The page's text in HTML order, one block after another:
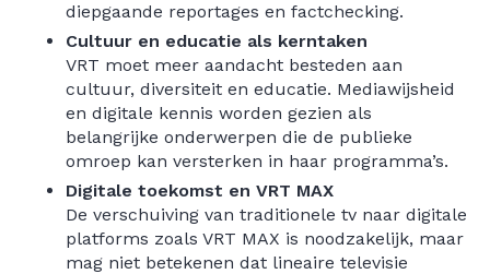
diepgaande reportages en factchecking.
Cultuur en educatie als kerntaken
VRT moet meer aandacht besteden aan
cultuur, diversiteit en educatie. Mediawijsheid
en digitale kennis worden gezien als
belangrijke onderwerpen die de publieke
omroep kan versterken in haar programma’s.
Digitale toekomst en VRT MAX
De verschuiving van traditionele tv naar digitale
platforms zoals VRT MAX is noodzakelijk, maar
mag niet betekenen dat lineaire televisie